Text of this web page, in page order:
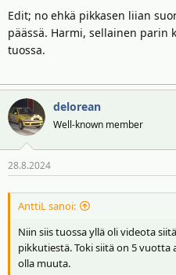
Edit; no ehkä pikkasen liian
päässä. Harmi, sellainen parin
tuossa.
delorean
Well-known member
28.8.2024
AnttiL sanoi:
Niin siis tuossa yllä oli videota
pikkutiestä. Toki siitä on 5
olla muuta.